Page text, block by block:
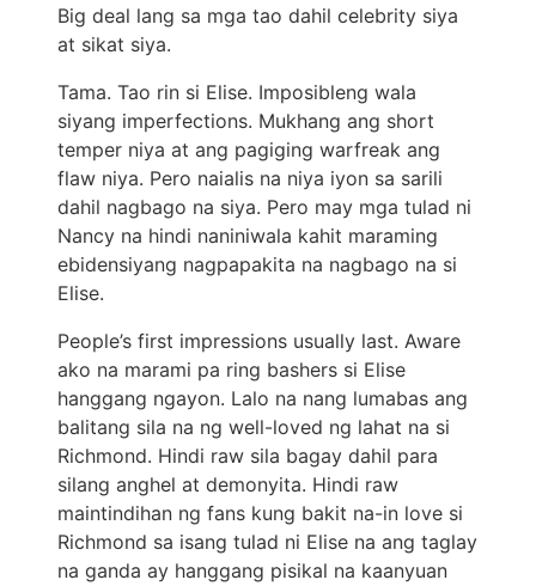
Big deal lang sa mga tao dahil celebrity siya
at sikat siya.
Tama. Tao rin si Elise. Imposibleng wala
siyang imperfections. Mukhang ang short
temper niya at ang pagiging warfreak ang
flaw niya. Pero naialis na niya iyon sa sarili
dahil nagbago na siya. Pero may mga tulad ni
Nancy na hindi naniniwala kahit maraming
ebidensiyang nagpapakita na nagbago na si
Elise.
People’s first impressions usually last. Aware
ako na marami pa ring bashers si Elise
hanggang ngayon. Lalo na nang lumabas ang
balitang sila na ng well-loved ng lahat na si
Richmond. Hindi raw sila bagay dahil para
silang anghel at demonyita. Hindi raw
maintindihan ng fans kung bakit na-in love si
Richmond sa isang tulad ni Elise na ang taglay
na ganda ay hanggang pisikal na kaanyuan